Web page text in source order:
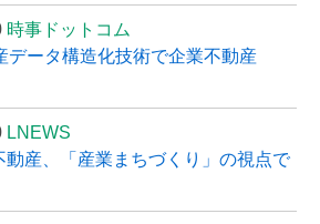
時事ドットコム
データ構造化技術で企業不動産
LNEWS
動産、「産業まちづくり」の視点で